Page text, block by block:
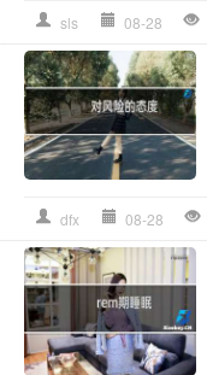
sls 08-28
dfx 08-28